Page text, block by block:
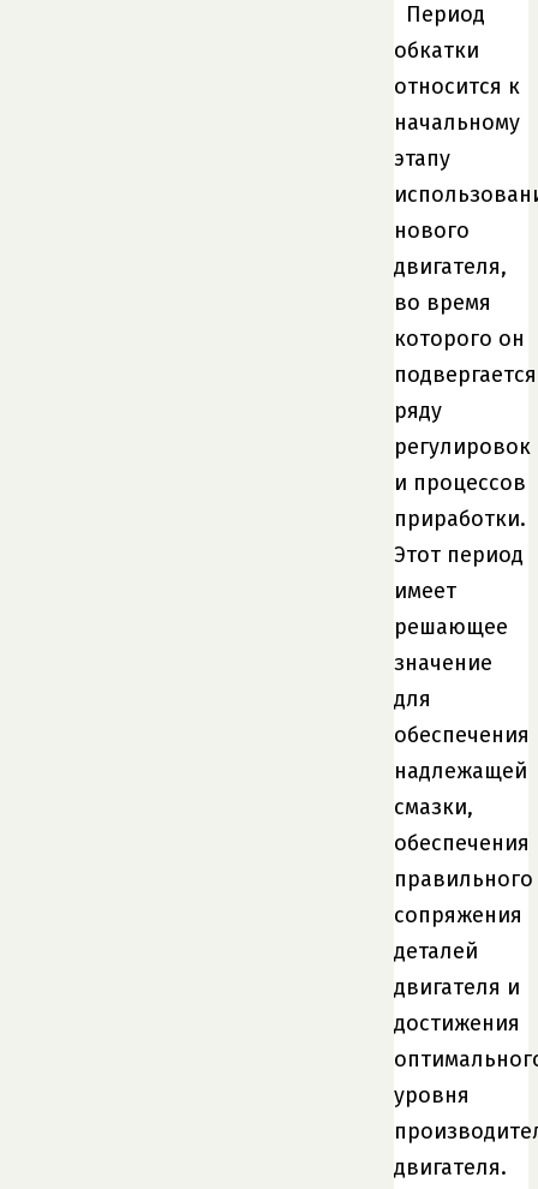
Период
обкатки
относится к
начальному
этапу
нового
двигателя,
во время
которого он
подвергается
ряду
регулировок
и процессов
приработки.
Этот период
имеет
решающее
значение
для
обеспечения
надлежащей
смазки,
обеспечения
правильного
сопряжения
деталей
двигателя и
достижения
уровня
двигателя.